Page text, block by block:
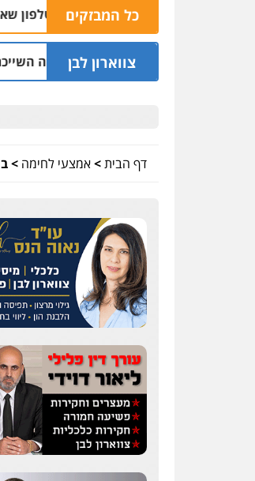
כל המבזקים 04.08 | 16:32
צווארון לבן
מיליון שקל על דירה השייכת לקוחותיו
דף הבית>אמצעי לחימה >